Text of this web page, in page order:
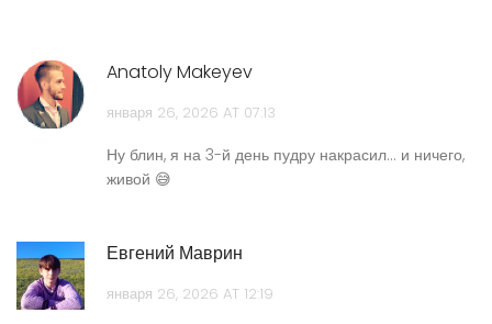
Anatoly Makeyev
января 26, 2026 AT 07:13
Ну блин, я на 3-й день пудру накрасил... и ничего,
живой 😅
Евгений Маврин
января 26, 2026 AT 12:19